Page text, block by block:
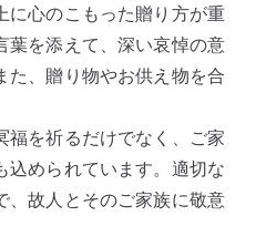
に心のこもった贈り方が重
葉を添えて、深い哀悼の意
た、贈り物やお供え物を合
福を祈るだけでなく、ご家
込められています。適切な
、故人とそのご家族に敬意